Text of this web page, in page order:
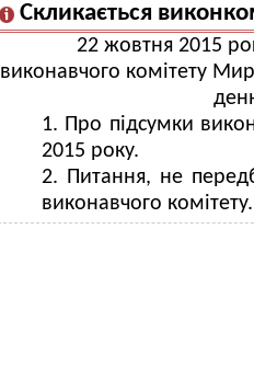
Скликається
22 жовтня 2015
виконавчого комітету
Про підсумки
2015 року.
Питання, не
виконавчого комітету.